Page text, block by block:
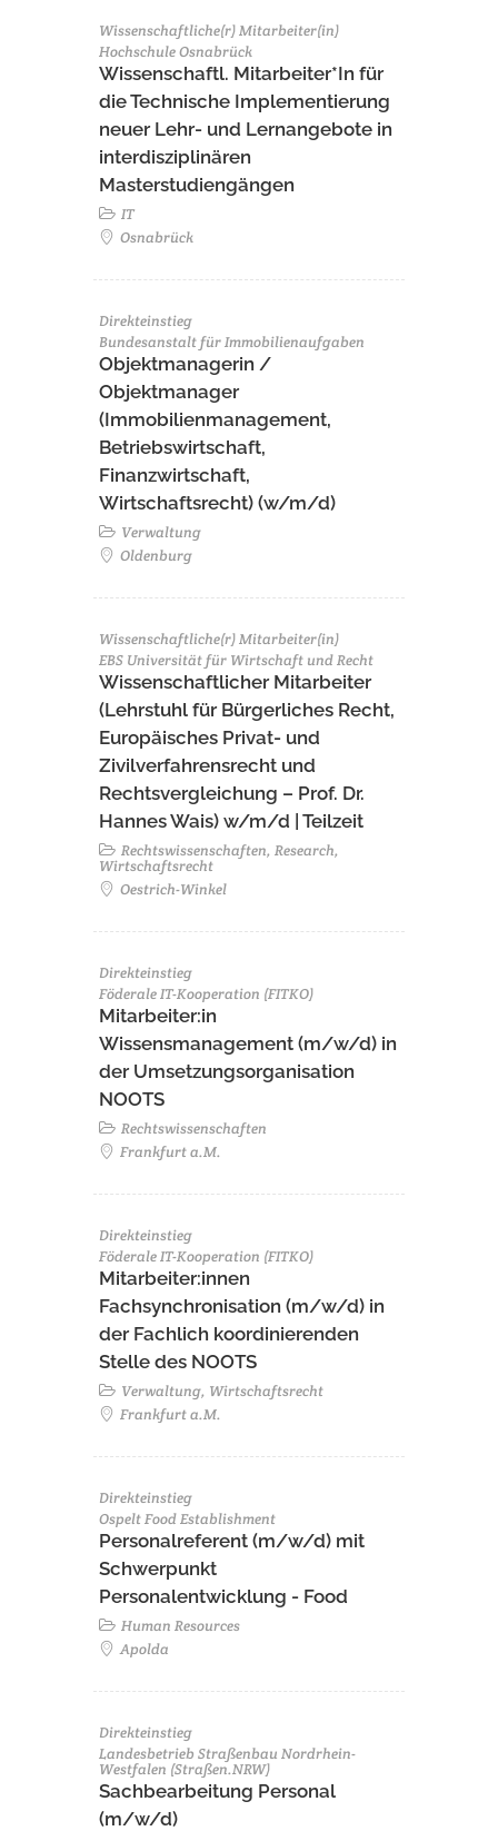
Wissenschaftliche(r) Mitarbeiter(in)
Hochschule Osnabrück
Wissenschaftl. Mitarbeiter*In für
die Technische Implementierung
neuer Lehr- und Lernangebote in
interdisziplinären
Masterstudiengängen
IT
Osnabrück
Direkteinstieg
Bundesanstalt für Immobilienaufgaben
Objektmanagerin /
Objektmanager
(Immobilienmanagement,
Betriebswirtschaft,
Finanzwirtschaft,
Wirtschaftsrecht) (w/m/d)
Verwaltung
Oldenburg
Wissenschaftliche(r) Mitarbeiter(in)
EBS Universität für Wirtschaft und Recht
Wissenschaftlicher Mitarbeiter
(Lehrstuhl für Bürgerliches Recht,
Europäisches Privat- und
Zivilverfahrensrecht und
Rechtsvergleichung – Prof. Dr.
Hannes Wais) w/m/d | Teilzeit
Rechtswissenschaften, Research,
Wirtschaftsrecht
Oestrich-Winkel
Direkteinstieg
Föderale IT-Kooperation (FITKO)
Mitarbeiter:in
Wissensmanagement (m/w/d) in
der Umsetzungsorganisation
NOOTS
Rechtswissenschaften
Frankfurt a.M.
Direkteinstieg
Föderale IT-Kooperation (FITKO)
Mitarbeiter:innen
Fachsynchronisation (m/w/d) in
der Fachlich koordinierenden
Stelle des NOOTS
Verwaltung, Wirtschaftsrecht
Frankfurt a.M.
Direkteinstieg
Ospelt Food Establishment
Personalreferent (m/w/d) mit
Schwerpunkt
Personalentwicklung - Food
Human Resources
Apolda
Direkteinstieg
Landesbetrieb Straßenbau Nordrhein-
Westfalen (Straßen.NRW)
Sachbearbeitung Personal
(m/w/d)